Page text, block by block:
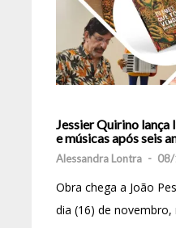
Jessier Quirino
e músicas após seis
Alessandra Lontra -
Obra chega a João
dia (16) de